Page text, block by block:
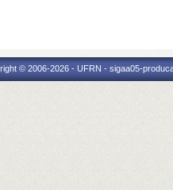
© 2006-2026 - UFRN - sigaa05-